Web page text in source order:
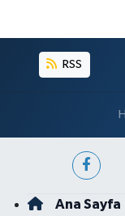
RSS
Ana Sayfa